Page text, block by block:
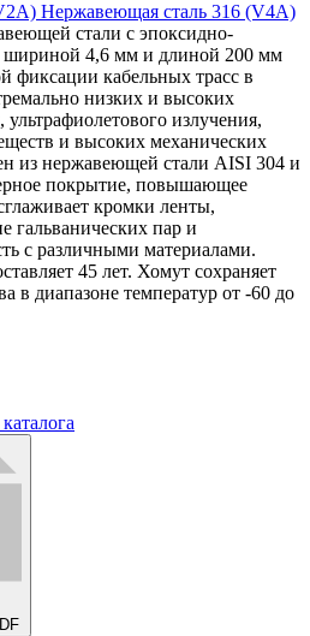
Нержавеющая сталь 316 (V4A)
стали с эпоксидно-
шириной 4,6 мм и длиной 200 мм
фиксации кабельных трасс в
низких и высоких
излучения,
и высоких механических
из нержавеющей стали AISI 304 и
покрытие, повышающее
кромки ленты,
гальванических пар и
с различными материалами.
45 лет. Хомут сохраняет
в диапазоне температур от -60 до